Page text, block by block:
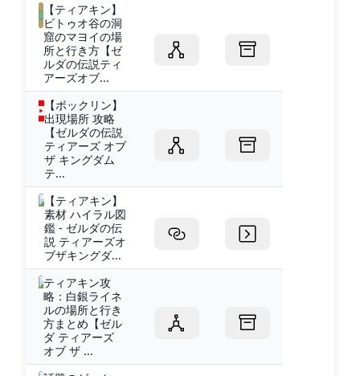
【ティアキン】
ビトゥオ谷の洞
窟のマヨイの場
所と行き方【ゼ
ルダの伝説ティ
アーズオブ...
【ボックリン】
出現場所 攻略
【ゼルダの伝説
ティアーズ オブ
ザ キングダム
テ...
【ティアキン】
素材 ハイラル図
鑑 - ゼルダの伝
説 ティアーズオ
ブザキングダ...
ティアキン攻
略：白銀ライネ
ルの場所と行き
方まとめ【ゼル
ダ ティアーズ
オブ ザ ...